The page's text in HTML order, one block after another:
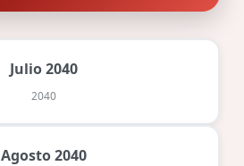
Julio 2040
2040
Agosto 2040